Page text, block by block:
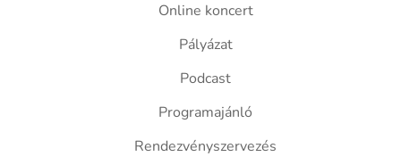
Online koncert
Pályázat
Podcast
Programajánló
Rendezvényszervezés